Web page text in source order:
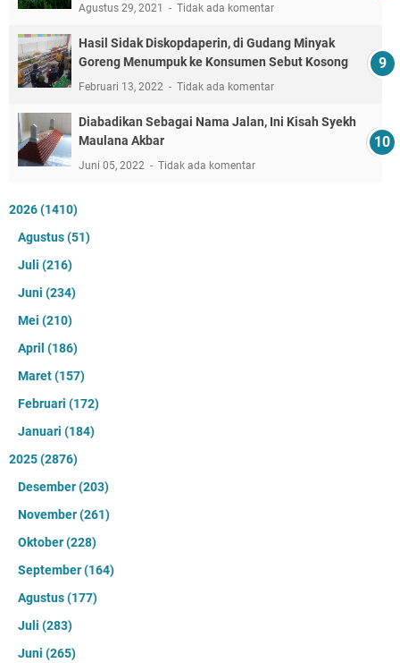
Agustus 29, 2021 Tidak ada komentar
Hasil Sidak Diskopdaperin, di Gudang Minyak
Goreng Menumpuk ke Konsumen Sebut Kosong
Februari 13, 2022 Tidak ada komentar
Diabadikan Sebagai Nama Jalan, Ini Kisah Syekh
Maulana Akbar
Juni 05, 2022 Tidak ada komentar
2026(1410)
Agustus(51)
Juli (216)
Juni (234)
Mei (210)
April (186)
Maret(157)
Februari (172)
Januari (184)
2025(2876)
Desember(203)
November(261)
Oktober(228)
September(164)
Agustus(177)
Juli (283)
Juni (265)